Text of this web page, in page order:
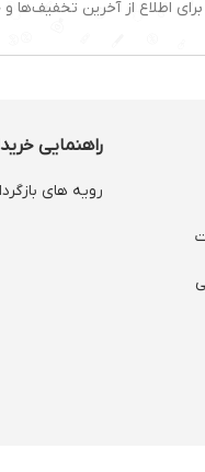
اطلاع از آخرین تخفیف‌ها و
راهنمایی
رویه های